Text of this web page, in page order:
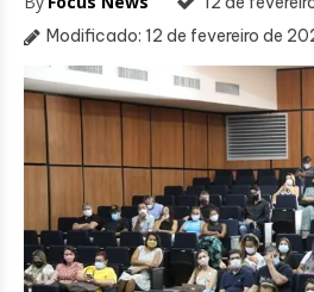
Modificado: 12 de fevereiro de